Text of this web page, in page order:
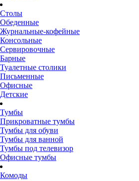
Столы
Обеденные
Журнальные-кофейные
Консольные
Сервировочные
Барные
Туалетные столики
Письменные
Офисные
Детские
Тумбы
Прикроватные тумбы
Тумбы для обуви
Тумбы для ванной
Тумбы под телевизор
Офисные тумбы
Комоды